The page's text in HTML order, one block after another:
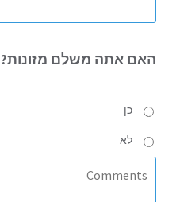
האם אתה משלם מזונות?
כן
לא